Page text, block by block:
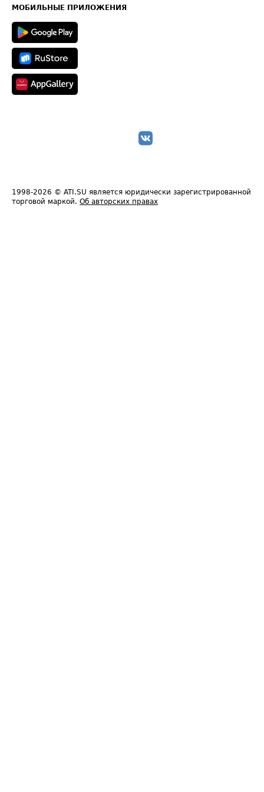
Техническая информация
МОБИЛЬНЫЕ ПРИЛОЖЕНИЯ
1998-2026 © ATI.SU является юридически зарегистрированной
торговой маркой. Об авторских правах